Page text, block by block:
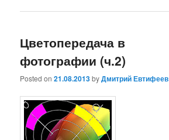
Цветопередача в
фотографии (ч.2)
Posted on21.08.2013byДмитрий Евтифеев